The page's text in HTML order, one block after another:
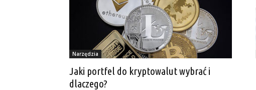
Narzędzia
Jaki portfel do kryptowalut wybrać i
dlaczego?